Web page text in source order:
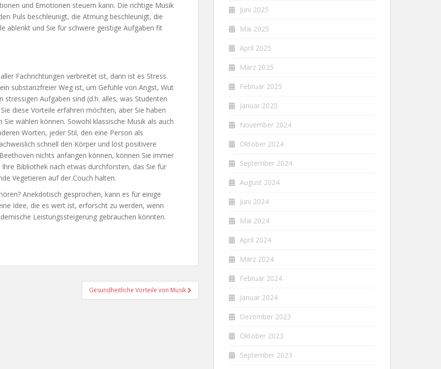
und Emotionen steuern kann. Die richtige Musik
Puls beschleunigt, die Atmung beschleunigt, die
ablenkt und Sie für schwere geistige Aufgaben fit
Fachrichtungen verbreitet ist, dann ist es Stress.
substanzfreier Weg ist, um Gefühle von Angst, Wut
stressigen Aufgaben sind (d.h. alles, was Studenten
diese Vorteile erfahren möchten, aber Sie haben
wählen können. Sowohl klassische Musik als auch
Worten, jeder Stil, den eine Person als
schnell den Körper und löst positivere
nichts anfangen können, können Sie immer
Bibliothek nach etwas durchforsten, das Sie für
Vegetieren auf der Couch halten.
Anekdotisch gesprochen, kann es für einige
Idee, die es wert ist, erforscht zu werden, wenn
Leistungssteigerung gebrauchen könnten.
Gesundheitliche Vorteile von Musik
Juni 2025
Mai 2025
April 2025
März 2025
Februar 2025
Januar 2025
November 2024
Oktober 2024
September 2024
August 2024
Juni 2024
Mai 2024
April 2024
März 2024
Februar 2024
Januar 2024
Dezember 2023
Oktober 2023
September 2023